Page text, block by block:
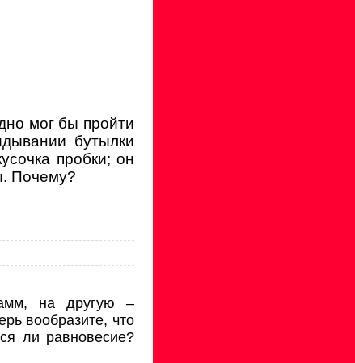
мог бы пройти
бутылки
пробки; он
Почему?
на другую –
вообразите, что
ли равновесие?